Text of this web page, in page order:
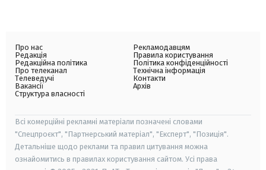
Про нас
Редакція
Редакційна політика
Про телеканал
Телеведучі
Вакансії
Структура власності
Рекламодавцям
Правила користування
Політика конфіденційності
Технічна інформація
Контакти
Архів
Всі комерційні рекламні матеріали позначені словами
"Спецпроєкт", "Партнерський матеріал", "Експерт", "Позиція".
Детальніше щодо реклами та правил цитування можна
ознайомитись в правилах користування сайтом. Усі права